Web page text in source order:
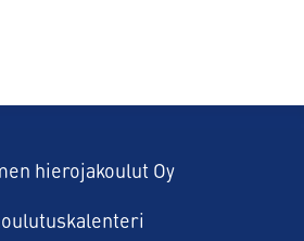
hierojakoulut Oy